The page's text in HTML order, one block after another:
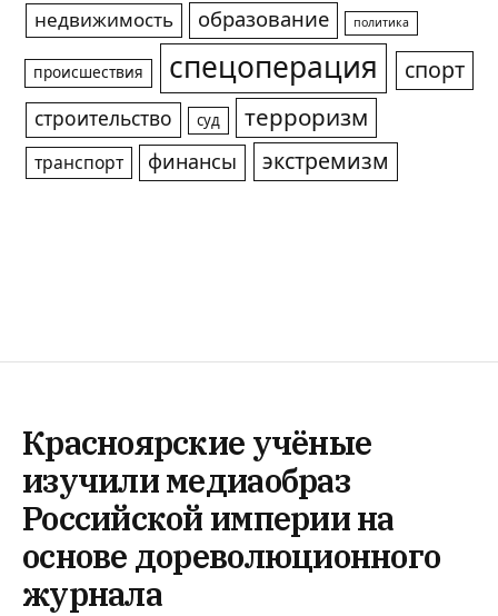
недвижимость
образование политика
происшествия спецоперация спорт
строительство суд терроризм
транспорт финансы экстремизм
Красноярские учёные
изучили медиаобраз
Российской империи на
основе дореволюционного
журнала